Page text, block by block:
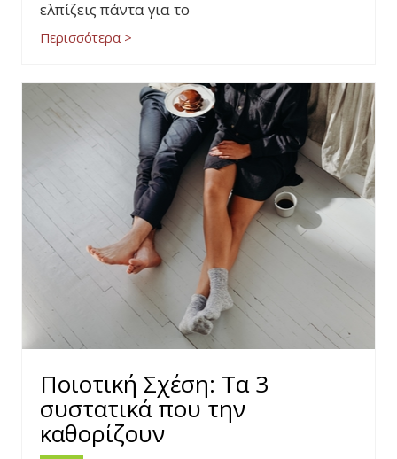
ελπίζεις πάντα για το
Περισσότερα >
Ποιοτική Σχέση: Τα 3
συστατικά που την
καθορίζουν